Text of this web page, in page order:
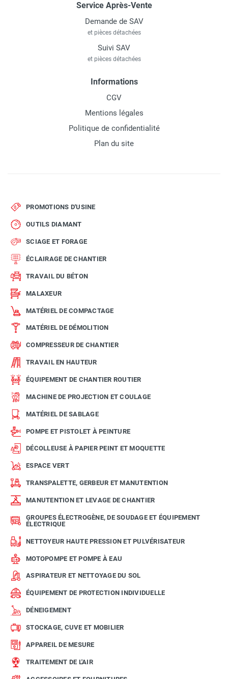
Service Après-Vente
Demande de SAV
et pièces détachées
Suivi SAV
et pièces détachées
Informations
CGV
Mentions légales
Politique de confidentialité
Plan du site
PROMOTIONS D'USINE
OUTILS DIAMANT
SCIAGE ET FORAGE
ÉCLAIRAGE DE CHANTIER
TRAVAIL DU BÉTON
MALAXEUR
MATÉRIEL DE COMPACTAGE
MATÉRIEL DE DÉMOLITION
COMPRESSEUR DE CHANTIER
TRAVAIL EN HAUTEUR
ÉQUIPEMENT DE CHANTIER ROUTIER
MACHINE DE PROJECTION ET COULAGE
MATÉRIEL DE SABLAGE
POMPE ET PISTOLET À PEINTURE
DÉCOLLEUSE À PAPIER PEINT ET MOQUETTE
ESPACE VERT
TRANSPALETTE, GERBEUR ET MANUTENTION
MANUTENTION ET LEVAGE DE CHANTIER
GROUPES ÉLECTROGÈNE, DE SOUDAGE ET ÉQUIPEMENT
ÉLECTRIQUE
NETTOYEUR HAUTE PRESSION ET PULVÉRISATEUR
MOTOPOMPE ET POMPE À EAU
ASPIRATEUR ET NETTOYAGE DU SOL
ÉQUIPEMENT DE PROTECTION INDIVIDUELLE
DÉNEIGEMENT
STOCKAGE, CUVE ET MOBILIER
APPAREIL DE MESURE
TRAITEMENT DE L'AIR